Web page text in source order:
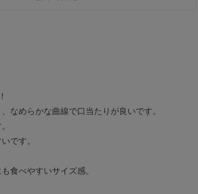
なめらかな曲線で口当たりが良いです。
です。
食べやすいサイズ感。